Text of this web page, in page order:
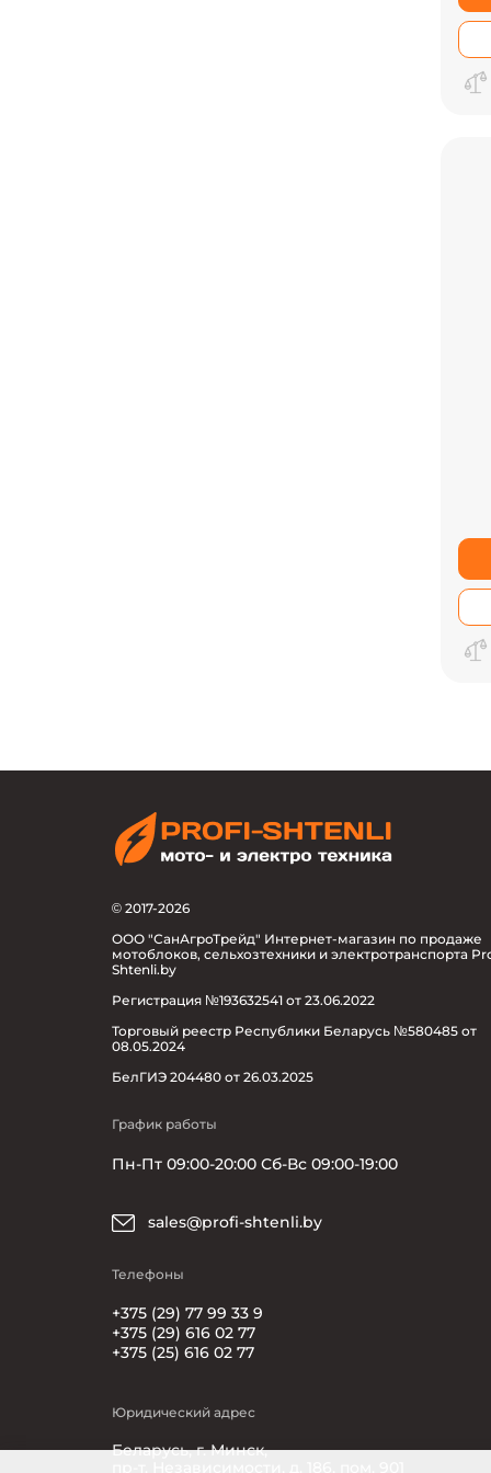
© 2017-2026
ООО "СанАгроТрейд" Интернет-магазин по продаже
мотоблоков, сельхозтехники и электротранспорта
Shtenli.by
Регистрация №193632541 от 23.06.2022
Торговый реестр Республики Беларусь №580485 от
08.05.2024
БелГИЭ 204480 от 26.03.2025
График работы
Пн-Пт 09:00-20:00 Сб-Вс 09:00-19:00
sales@profi-shtenli.by
Телефоны
+375 (29) 77 99 33 9
+375 (29) 616 02 77
+375 (25) 616 02 77
Юридический адрес
Беларусь, г. Минск,